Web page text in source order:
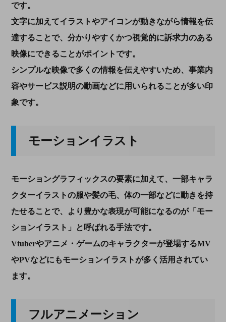
です。
文字に加えてイラストやアイコンが動きながら情報を伝
達することで、分かりやすくかつ視覚的に訴求力のある
映像にできることがポイントです。
シンプルな映像で多くの情報を伝えやすいため、事業内
容やサービス説明の動画などに用いられることが多い印
象です。
モーションイラスト
モーショングラフィックスの要素に加えて、一部キャラ
クターイラストの服や髪の毛、体の一部などに動きを持
たせることで、より豊かな表現が可能になるのが「モー
ションイラスト」と呼ばれる手法です。
Vtuberやアニメ・ゲームのキャラクターが登場するMV
やPVなどにもモーションイラストが多く活用されてい
ます。
フルアニメーション